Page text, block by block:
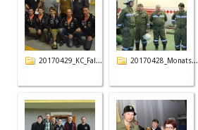
20170429_KC_Fal... 20170428_Monats...